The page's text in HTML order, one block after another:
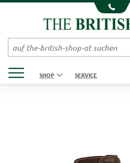
Kompletten Head der Seite überspringen
SHOP SERVICE